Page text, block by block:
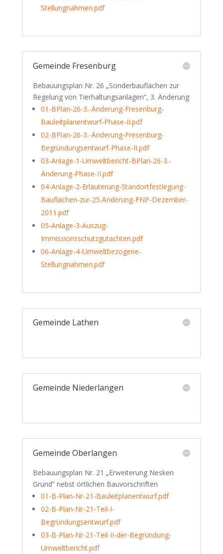
Stellungnahmen.pdf
Gemeinde Fresenburg
Bebauungsplan Nr. 26 „Sonderbauflächen zur
Regelung von Tierhaltungsanlagen“, 3. Änderung
01-BPlan-26-3.-Änderung-Fresenburg-
Bauleitplanentwurf-Phase-II.pdf
02-BPlan-26-3.-Änderung-Fresenburg-
Begründungsentwurf-Phase-II.pdf
03-Anlage-1-Umweltbericht-BPlan-26-3.-
Änderung-Phase-II.pdf
04-Anlage-2-Erläuterung-Standortfestlegung-
Bauflächen-zur-25.Änderung-FNP-Dezember-
2011.pdf
05-Anlage-3-Auszug-
Immissionsschutzgutachten.pdf
06-Anlage-4-Umweltbezogene-
Stellungnahmen.pdf
Gemeinde Lathen
Gemeinde Niederlangen
Gemeinde Oberlangen
Bebauungsplan Nr. 21 „Erweiterung Nesken
Grund“ nebst örtlichen Bauvorschriften
01-B-Plan-Nr-21-Bauleitplanentwurf.pdf
02-B-Plan-Nr-21-Teil-I-
Begründungsentwurf.pdf
03-B-Plan-Nr-21-Teil-II-der-Begründung-
Umweltbericht.pdf